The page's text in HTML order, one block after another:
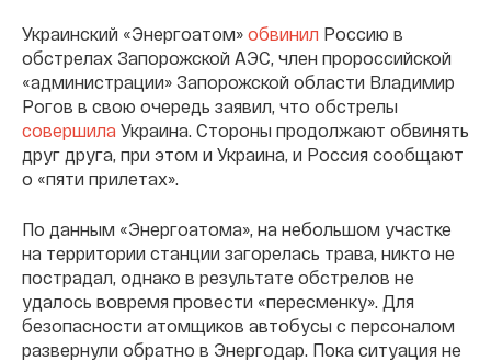
Украинский «Энергоатом» обвинил Россию в
обстрелах Запорожской АЭС, член пророссийской
«администрации» Запорожской области Владимир
Рогов в свою очередь заявил, что обстрелы
совершила Украина. Стороны продолжают обвинять
друг друга, при этом и Украина, и Россия сообщают
о «пяти прилетах».
По данным «Энергоатома», на небольшом участке
на территории станции загорелась трава, никто не
пострадал, однако в результате обстрелов не
удалось вовремя провести «пересменку». Для
безопасности атомщиков автобусы с персоналом
развернули обратно в Энергодар. Пока ситуация не